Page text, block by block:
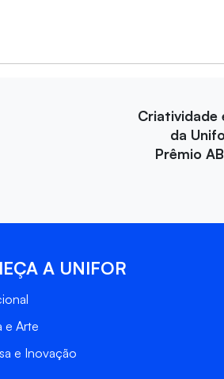
Criatividade
da
Prêmio
A UNIFOR
e Arte
e Inovação